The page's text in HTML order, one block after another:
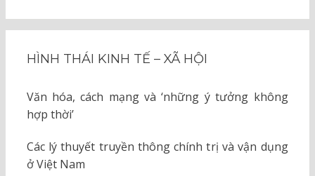
HÌNH THÁI KINH TẾ – XÃ HỘI
Văn hóa, cách mạng và ‘những ý tưởng không
hợp thời’
Các lý thuyết truyền thông chính trị và vận dụng
ở Việt Nam